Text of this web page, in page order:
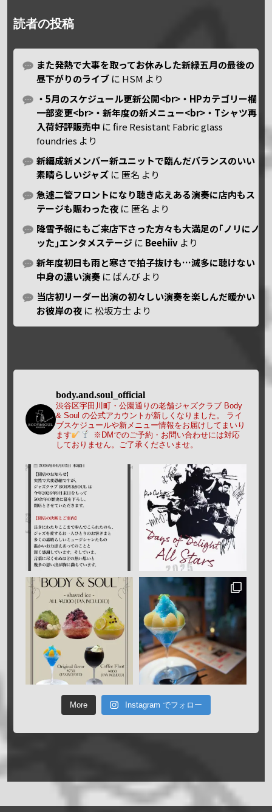
読者の投稿
また発熱で大事を取ってお休みした新緑五月の最後の
昼下がりのライブ に HSM より
・5月のスケジュール更新公開<br>・HPカテゴリー欄
一部変更<br>・新年度の新メニュー<br>・Tシャツ再
入荷好評販売中 にfire Resistant Fabric glass
foundries より
新編成新メンバー新ユニットで臨んだバランスのいい
素晴らしいジャズ に 匿名 より
急遽二管フロントになり聴き応えある演奏に店内もス
テージも賑わった夜 に 匿名 より
降雪予報にもご来店下さった方々も大満足の｢ノリにノ
ッた｣エンタメステージ に Beehiiv より
新年度初日も雨と寒さで拍子抜けも…滅多に聴けない
中身の濃い演奏 に ばんび より
当店初リーダー出演の初々しい演奏を楽しんだ暖かい
お彼岸の夜 に松坂方士 より
body.and.soul_official
渋谷区宇田川町・公園通りの老舗ジャズクラブ Body
& Soul の公式アカウントが新しくなりました。
ライ
ブスケジュールや新メニュー情報をお届けしてまいり
ます
※DMでのご予約・お問い合わせには対応
しておりません。ご了承くださいませ。
More Instagram でフォロー